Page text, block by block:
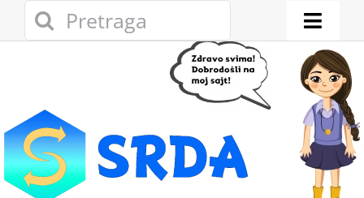
Search
for:
Toggle
Eko adresar
Eko pravo